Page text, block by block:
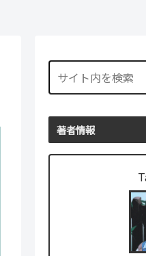
著者情報